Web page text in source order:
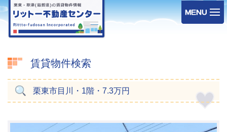
賃貸物件検索
栗東市目川・1階・7.3万円